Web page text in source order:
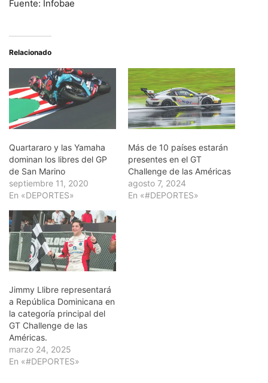
Fuente: Infobae
Relacionado
Quartararo y las Yamaha
dominan los libres del GP
de San Marino
septiembre 11, 2020
En «DEPORTES»
Más de 10 países estarán
presentes en el GT
Challenge de las Américas
agosto 7, 2024
En «#DEPORTES»
Jimmy Llibre representará
a República Dominicana en
la categoría principal del
GT Challenge de las
Américas.
marzo 24, 2025
En «#DEPORTES»